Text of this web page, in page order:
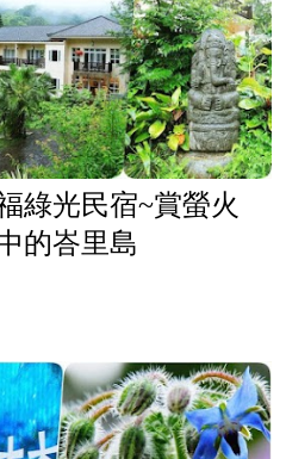
綠光民宿~賞螢火
的峇里島